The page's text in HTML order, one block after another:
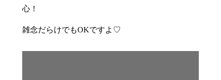
心！
雑念だらけでもOKですよ♡